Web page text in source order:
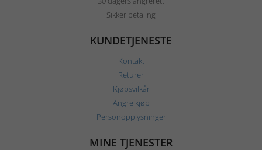
Sikker betaling
KUNDETJENESTE
Kontakt
Returer
Kjøpsvilkår
Angre kjøp
Personopplysninger
MINE TJENESTER